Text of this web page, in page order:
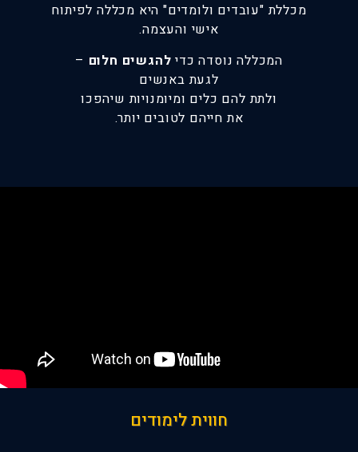
מכללת "עובדים ולומדים" היא מכללה לפיתוח
אישי והעצמה.
המכללה נוסדה כדי להגשים חלום –
לגעת באנשים
ולתת להם כלים ומיומנויות שיהפכו
את חייהם לטובים יותר.
חווית לימודים